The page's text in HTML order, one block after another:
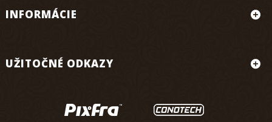
INFORMÁCIE
UŽITOČNÉ ODKAZY